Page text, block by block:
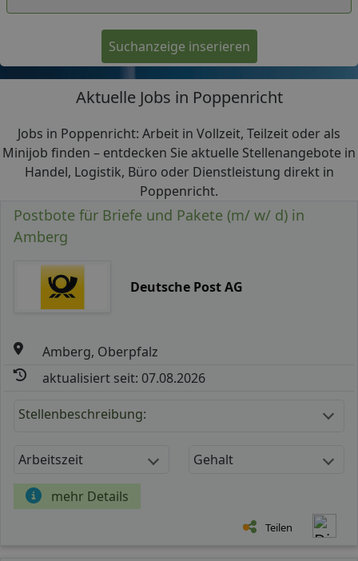
Suchanzeige inserieren
Aktuelle Jobs in Poppenricht
Jobs in Poppenricht: Arbeit in Vollzeit, Teilzeit oder als
Minijob finden – entdecken Sie aktuelle Stellenangebote in
Handel, Logistik, Büro oder Dienstleistung direkt in
Poppenricht.
Postbote für Briefe und Pakete (m/ w/ d) in
Amberg
Deutsche Post AG
Amberg, Oberpfalz
aktualisiert seit: 07.08.2026
Stellenbeschreibung:
Arbeitszeit Gehalt
mehr Details
Teilen